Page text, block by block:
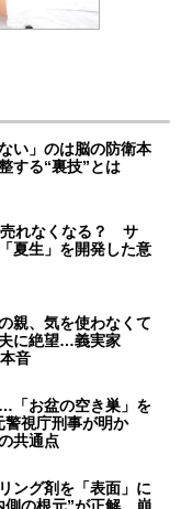
い」のは脳の防衛本
する“裏技”とは
売れなくなる？ サ
夏生」を開発した意
親、気を使わなくて
に絶望…義実家
音
「お盆の空き巣」を
視庁刑事が明か
共通点
ング剤を「表面」に